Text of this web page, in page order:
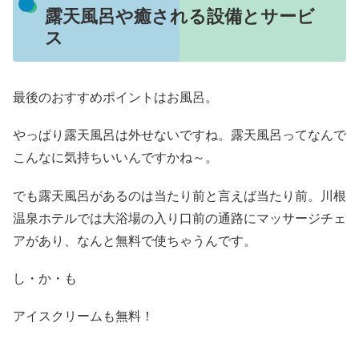
露天風呂や癒される設備とサービ
ス
最後のおすすめポイントはお風呂。
やっぱり露天風呂は外せないですね。露天風呂ってなんで
こんなに気持ちいいんですかね～。
でも露天風呂があるのは当たり前と言えば当たり前。川根
温泉ホテルでは大浴場の入り口前の通路にマッサージチェ
アがあり、なんと無料で使ちゃうんです。
し・か・も
アイスクリームも無料！